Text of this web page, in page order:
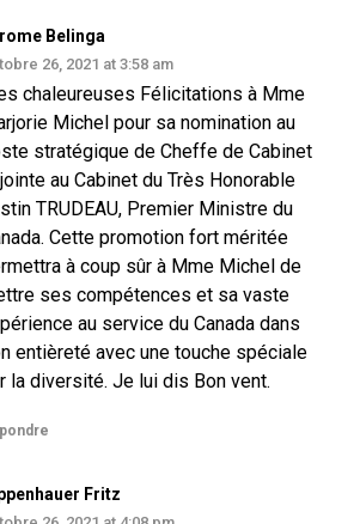
Belinga
26, 2021 at 3:58 am
chaleureuses Félicitations à Mme
Michel pour sa nomination au
stratégique de Cheffe de Cabinet
au Cabinet du Très Honorable
TRUDEAU, Premier Ministre du
Cette promotion fort méritée
à coup sûr à Mme Michel de
ses compétences et sa vaste
au service du Canada dans
entièreté avec une touche spéciale
la diversité. Je lui dis Bon vent.
Fritz